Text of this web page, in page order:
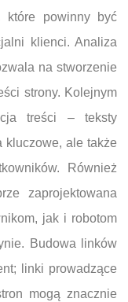
które powinny być
klienci. Analiza
na stworzenie
strony. Kolejnym
treści – teksty
kluczowe, ale także
Również
zaprojektowana
jak i robotom
Budowa linków
linki prowadzące
mogą znacznie